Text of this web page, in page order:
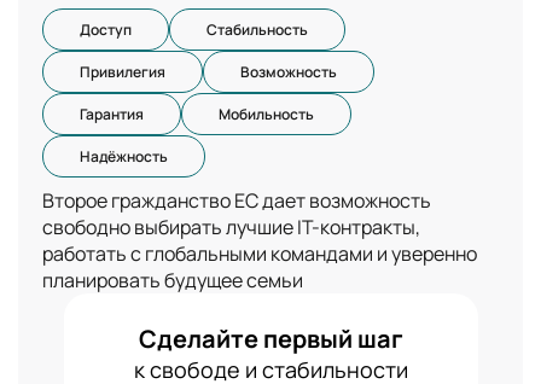
Доступ Стабильность
Привилегия Возможность
Гарантия Мобильность
Надёжность
Второе гражданство ЕС дает возможность
свободно выбирать лучшие IT-контракты,
работать с глобальными командами и уверенно
планировать будущее семьи
Сделайте первый шаг
к свободе и стабильности